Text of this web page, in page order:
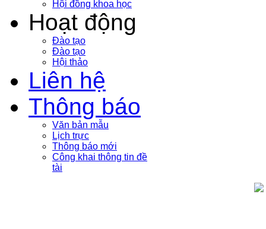
Hội đồng khoa học
Hoạt động
Đào tạo
Đào tạo
Hội thảo
Liên hệ
Thông báo
Văn bản mẫu
Lịch trực
Thông báo mới
Công khai thông tin đề
tài